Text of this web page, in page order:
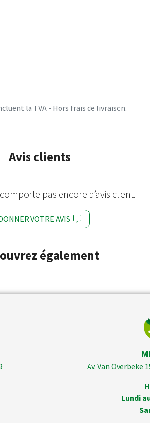
la TVA - Hors frais de livraison.
Avis clients
pas encore d’avis client.
VOTRE AVIS
également
Av. Van Overbeke
Lundi